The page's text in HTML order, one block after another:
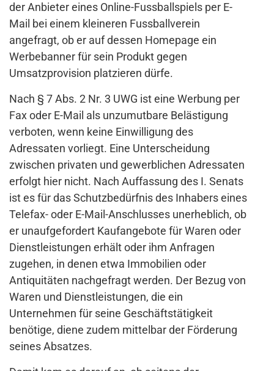
der Anbieter eines Online-Fussballspiels per E-
Mail bei einem kleineren Fussballverein
angefragt, ob er auf dessen Homepage ein
Werbebanner für sein Produkt gegen
Umsatzprovision platzieren dürfe.
Nach § 7 Abs. 2 Nr. 3 UWG ist eine Werbung per
Fax oder E-Mail als unzumutbare Belästigung
verboten, wenn keine Einwilligung des
Adressaten vorliegt. Eine Unterscheidung
zwischen privaten und gewerblichen Adressaten
erfolgt hier nicht. Nach Auffassung des I. Senats
ist es für das Schutzbedürfnis des Inhabers eines
Telefax- oder E-Mail-Anschlusses unerheblich, ob
er unaufgefordert Kaufangebote für Waren oder
Dienstleistungen erhält oder ihm Anfragen
zugehen, in denen etwa Immobilien oder
Antiquitäten nachgefragt werden. Der Bezug von
Waren und Dienstleistungen, die ein
Unternehmen für seine Geschäftstätigkeit
benötige, diene zudem mittelbar der Förderung
seines Absatzes.